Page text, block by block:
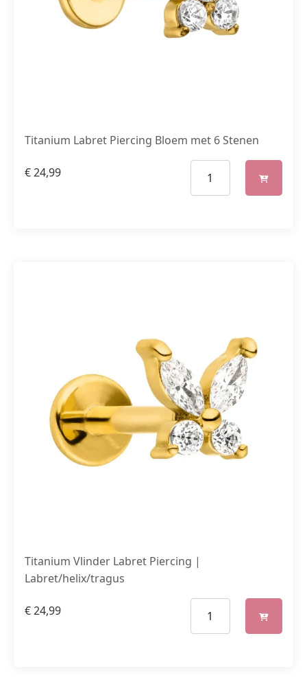
Titanium Labret Piercing Bloem met 6 Stenen
€24,99
Titanium Vlinder Labret Piercing |
Labret/helix/tragus
€24,99